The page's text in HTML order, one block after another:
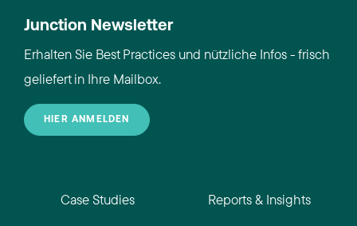
Junction Newsletter
Erhalten Sie Best Practices und nützliche Infos - frisch
geliefert in Ihre Mailbox.
HIER ANMELDEN
Case Studies Reports & Insights